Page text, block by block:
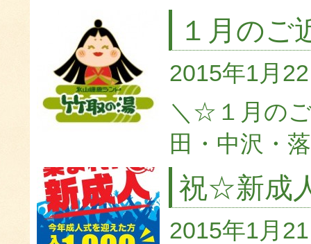
１月のご
2015年1月
＼☆１月の
田・中沢・
祝☆新成
2015年1月